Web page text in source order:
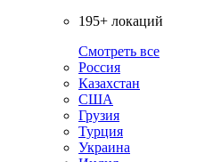
195+ локаций
Смотреть все
Россия
Казахстан
США
Грузия
Турция
Украина